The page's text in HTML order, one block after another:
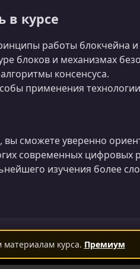
в курсе
работы блокчейна и
блоков и механизмах
консенсуса.
применения
сможете уверенно
современных цифровых
изучения более
курса. Премиум